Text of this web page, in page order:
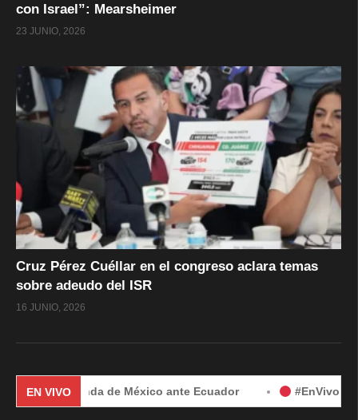
con Israel”: Mearsheimer
23 JUNIO, 2026
Cruz Pérez Cuéllar en el congreso aclara temas
sobre adeudo del ISR
16 JUNIO, 2026
EN VIVOde México ante Ecuador #EnVivo | Demanda